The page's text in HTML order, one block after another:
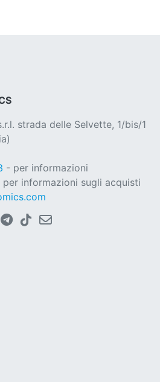
strada delle Selvette, 1/bis/1
- per informazioni
per informazioni sugli acquisti